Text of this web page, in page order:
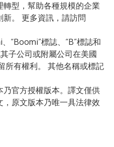
型，幫助各種規模的企業
。 更多資訊，請訪問
“Boomi”標誌、“B”標誌和
子公司或附屬公司在美國
所有權利。 其他名稱或標記
官方授權版本。譯文僅供
原文版本乃唯一具法律效